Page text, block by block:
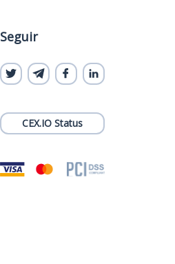
Seguir
CEX.IO Status